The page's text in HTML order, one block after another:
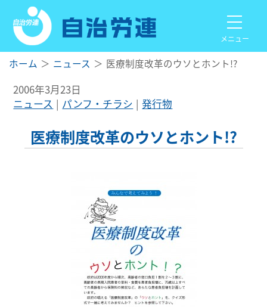
メニュー
ホーム ニュース 医療制度改革のウソとホント!?
2006年3月23日
ニュース
パンフ・チラシ 発行物
医療制度改革のウソとホント!?